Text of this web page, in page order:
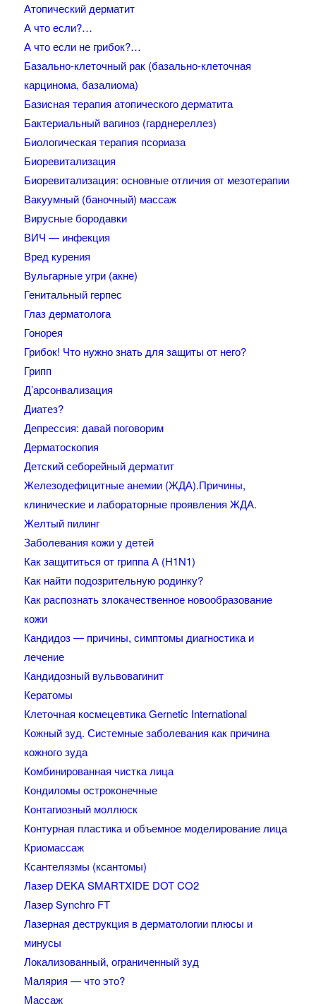
Атопический дерматит
А что если?…
А что если не грибок?…
Базально-клеточный рак (базально-клеточная
карцинома, базалиома)
Базисная терапия атопического дерматита
Бактериальный вагиноз (гарднереллез)
Биологическая терапия псориаза
Биоревитализация
Биоревитализация: основные отличия от мезотерапии
Вакуумный (баночный) массаж
Вирусные бородавки
ВИЧ — инфекция
Вред курения
Вульгарные угри (акне)
Генитальный герпес
Глаз дерматолога
Гонорея
Грибок! Что нужно знать для защиты от него?
Грипп
Д’арсонвализация
Диатез?
Депрессия: давай поговорим
Дерматоскопия
Детский себорейный дерматит
Железодефицитные анемии (ЖДА).Причины,
клинические и лабораторные проявления ЖДА.
Желтый пилинг
Заболевания кожи у детей
Как защититься от гриппа А (H1N1)
Как найти подозрительную родинку?
Как распознать злокачественное новообразование
кожи
Кандидоз — причины, симптомы диагностика и
лечение
Кандидозный вульвовагинит
Кератомы
Клеточная космецевтика Gernetic International
Кожный зуд. Системные заболевания как причина
кожного зуда
Комбинированная чистка лица
Кондиломы остроконечные
Контагиозный моллюск
Контурная пластика и объемное моделирование лица
Криомассаж
Ксантелязмы (ксантомы)
Лазер DEKA SMARTXIDE DOT CO2
Лазер Synchro FT
Лазерная деструкция в дерматологии плюсы и
минусы
Локализованный, ограниченный зуд
Малярия — что это?
Массаж